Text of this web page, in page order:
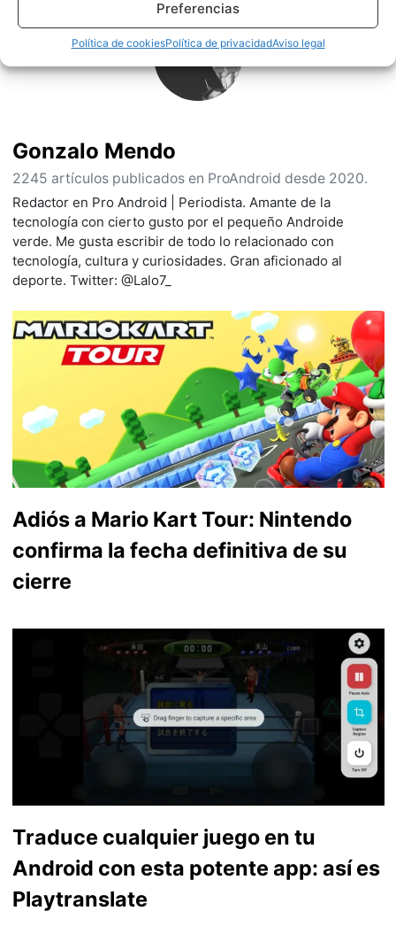
Preferencias
Política de cookiesPolítica de privacidadAviso legal
Gonzalo Mendo
2245 artículos publicados en ProAndroid desde 2020.
Redactor en Pro Android | Periodista. Amante de la
tecnología con cierto gusto por el pequeño Androide
verde. Me gusta escribir de todo lo relacionado con
tecnología, cultura y curiosidades. Gran aficionado al
deporte. Twitter: @Lalo7_
Adiós a Mario Kart Tour: Nintendo
confirma la fecha definitiva de su
cierre
Traduce cualquier juego en tu
Android con esta potente app: así es
Playtranslate